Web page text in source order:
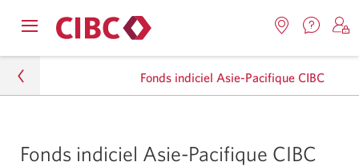
Passer
à
Passer
au
navigation
menu.
nouvelle
fenêtre
Fonds indiciel Asie-Pacifique CIBC
Fonds indiciel Asie-Pacifique CIBC